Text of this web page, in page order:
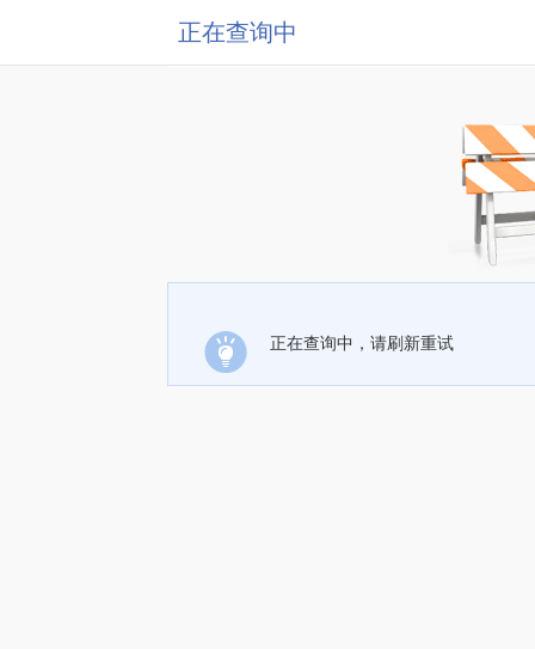
正在查询中
正在查询中，请刷新重试